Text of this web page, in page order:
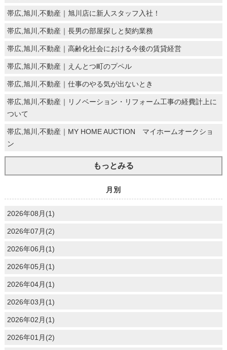
帯広,旭川,不動産｜旭川店に新人スタッフ入社！
帯広,旭川,不動産｜長男の部屋探しと契約業務
帯広,旭川,不動産｜高齢化社会における今後の賃貸経営
帯広,旭川,不動産｜えんとつ町のプペル
帯広,旭川,不動産｜仕事のやる気が出ないとき
帯広,旭川,不動産｜リノベーション・リフォーム工事の経費計上に
ついて
帯広,旭川,不動産｜MY HOME AUCTION マイホームオークショ
ン
もっとみる
月別
2026年08月(1)
2026年07月(2)
2026年06月(1)
2026年05月(1)
2026年04月(1)
2026年03月(1)
2026年02月(1)
2026年01月(2)